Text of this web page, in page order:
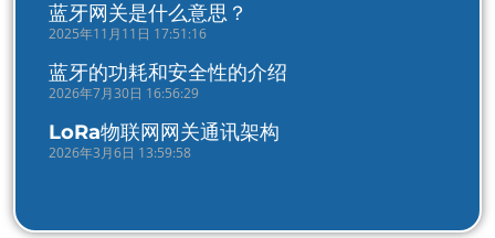
蓝牙网关是什么意思？
2025年11月11日 17:51:16
蓝牙的功耗和安全性的介绍
2026年7月30日 16:56:29
LoRa物联网网关通讯架构
2026年3月6日 13:59:58